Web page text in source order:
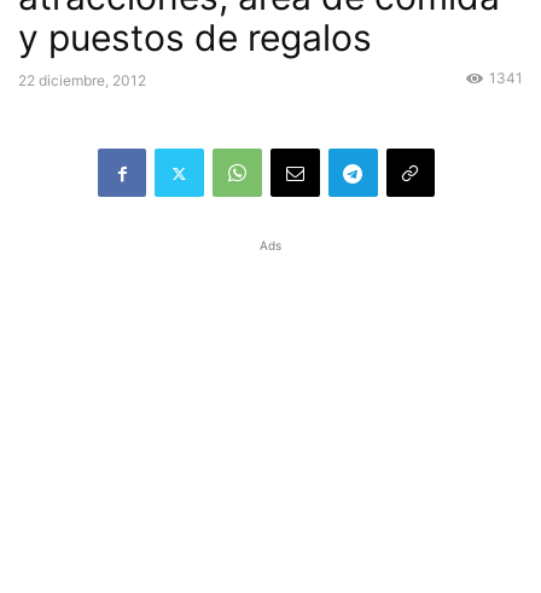
y puestos de regalos
22 diciembre, 2012 1341
Ads